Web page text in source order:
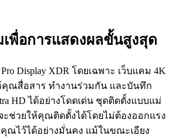
พื่อการแสดงผลขั้นสูงสุด
Display XDR โดยเฉพาะ เว็บแคม 4K
ห้คุณสื่อสาร ทำงานร่วมกัน และบันทึก
HD ได้อย่างโดดเด่น ชุดติดตั้งแบบแม่
ช่วยให้คุณติดตั้งได้โดยไม่ต้องออกแรง
ณไว้ได้อย่างมั่นคง แม้ในขณะเอียง